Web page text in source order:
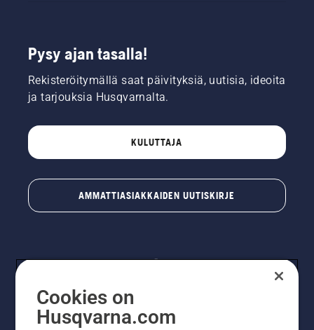
Pysy ajan tasalla!
Rekisteröitymällä saat päivityksiä, uutisia, ideoita
ja tarjouksia Husqvarnalta.
KULUTTAJA
AMMATTIASIAKKAIDEN UUTISKIRJE
Cookies on
Husqvarna.com